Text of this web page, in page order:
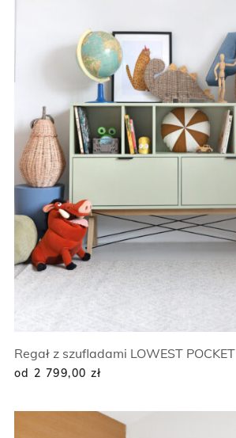
Regał z szufladami LOWEST POCKET
od 2 799,00 zł